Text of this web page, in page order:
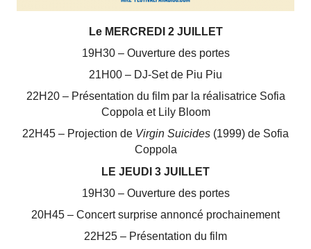
Le MERCREDI 2 JUILLET
19H30 – Ouverture des portes
21H00 – DJ-Set de Piu Piu
22H20 – Présentation du film par la réalisatrice Sofia
Coppola et Lily Bloom
22H45 – Projection de Virgin Suicides (1999) de Sofia
Coppola
LE JEUDI 3 JUILLET
19H30 – Ouverture des portes
20H45 – Concert surprise annoncé prochainement
22H25 – Présentation du film